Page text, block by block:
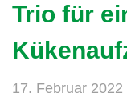
Trio für
17. Februar 2022